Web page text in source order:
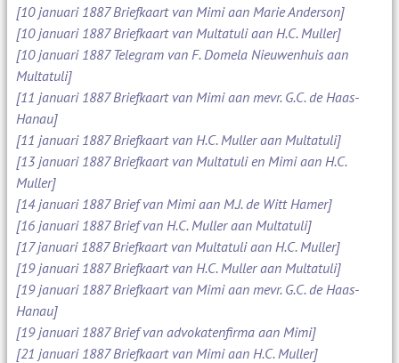
[10 januari 1887 Briefkaart van Mimi aan Marie Anderson]
[10 januari 1887 Briefkaart van Multatuli aan H.C. Muller]
[10 januari 1887 Telegram van F. Domela Nieuwenhuis aan
Multatuli]
[11 januari 1887 Briefkaart van Mimi aan mevr. G.C. de Haas-
Hanau]
[11 januari 1887 Briefkaart van H.C. Muller aan Multatuli]
[13 januari 1887 Briefkaart van Multatuli en Mimi aan H.C.
Muller]
[14 januari 1887 Brief van Mimi aan M.J. de Witt Hamer]
[16 januari 1887 Brief van H.C. Muller aan Multatuli]
[17 januari 1887 Briefkaart van Multatuli aan H.C. Muller]
[19 januari 1887 Briefkaart van H.C. Muller aan Multatuli]
[19 januari 1887 Briefkaart van Mimi aan mevr. G.C. de Haas-
Hanau]
[19 januari 1887 Brief van advokatenfirma aan Mimi]
[21 januari 1887 Briefkaart van Mimi aan H.C. Muller]